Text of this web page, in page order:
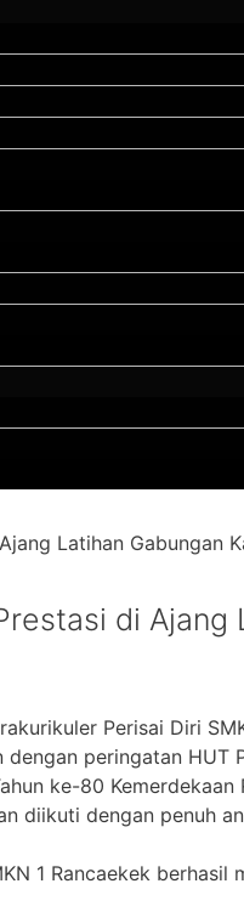
di Ajang
Perisai Diri
peringatan HUT
ke-80 Kemerdekaan
diikuti dengan penuh
1 Rancaekek berhasil